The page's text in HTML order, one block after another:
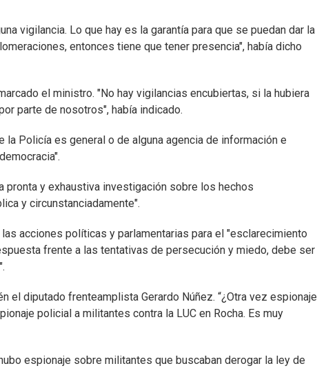
vigilancia. Lo que hay es la garantía para que se puedan dar la
entonces tiene que tener presencia", había dicho
el ministro. "No hay vigilancias encubiertas, si la hubiera
parte de nosotros", había indicado.
Policía es general o de alguna agencia de información e
pronta y exhaustiva investigación sobre los hechos
y circunstanciadamente".
acciones políticas y parlamentarias para el "esclarecimiento
frente a las tentativas de persecución y miedo, debe ser
diputado frenteamplista Gerardo Núñez. “¿Otra vez espionaje
policial a militantes contra la LUC en Rocha. Es muy
espionaje sobre militantes que buscaban derogar la ley de